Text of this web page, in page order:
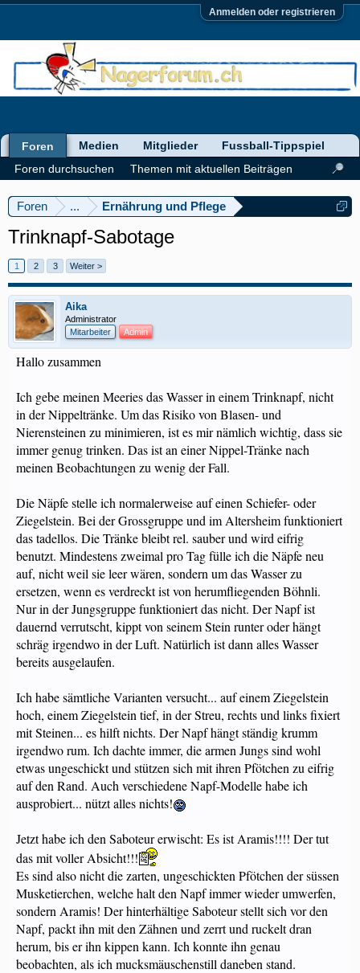
Anmelden oder registrieren
Foren ... Ernährung und Pflege
Trinknapf-Sabotage
1 2 3 Weiter >
Aika
Administrator
Mitarbeiter
Admin
Hallo zusammen
Ich gebe meinen Meeries das Wasser in einem Trinknapf, nicht
in der Nippeltränke. Um das Risiko von Blasen- und
Nierensteinen zu minimieren, ist es mir nämlich wichtig, dass sie
immer genug trinken. Das ist an einer Nippel-Tränke nach
meinen Beobachtungen zu wenig der Fall.
Die Näpfe stelle ich normalerweise auf einen Schiefer- oder
Ziegelstein. Bei der Grossgruppe und im Altersheim funktioniert
das tadellos. Die Tränke bleibt rel. sauber und wird eifrig
benutzt. Mindestens zweimal pro Tag fülle ich die Näpfe neu
auf, nicht weil sie leer wären, sondern um das Wasser zu
ersetzen, wenn es verdreckt ist von herumfliegenden Böhnli.
Nur in der Jungsgruppe funktioniert das nicht. Der Napf ist
dauernd verrutscht, kippt von seinem Stein runter oder hängt
schräg irgendwo in der Luft. Natürlich ist dann alles Wasser
bereits ausgelaufen.
Ich habe sämtliche Varianten versucht... auf einem Ziegelstein
hoch, einem Ziegelstein tief, in der Streu, rechts und links fixiert
mit Steinen... es hilft nichts. Der Napf hängt ständig krumm
irgendwo rum. Ich dachte immer, die armen Jungs sind wohl
etwas ungeschickt und stützen sich mit ihren Pfötchen zu eifrig
auf den Rand. Auch verschiedene Napf-Modelle habe ich
ausprobiert... nützt alles nichts!
Jetzt habe ich den Saboteur erwischt: Es ist Aramis!!!! Der tut
das mit voller Absicht!!!
Es sind also nicht die zarten, ungeschickten Pfötchen der süssen
Musketierchen, welche halt den Napf immer wieder umwerfen,
sondern Aramis! Der hinterhältige Saboteur stellt sich vor den
Napf, packt ihn mit den Zähnen und zerrt und ruckelt dran
herum, bis er ihn kippen kann. Ich konnte ihn genau
beobachten, als ich mucksmäuschenstill daneben stand.
Foren
Foren durchsuchen
Themen mit aktuellen Beiträgen
Medien Mitglieder Fussball-Tippspiel